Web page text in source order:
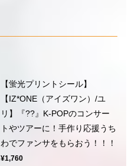
【蛍光プリントシール】
【IZ*ONE（アイズワン）/ユ
リ】『??』K-POPのコンサー
トやツアーに！手作り応援うち
わでファンサをもらおう！！！
¥1,760